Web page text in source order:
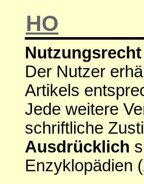
HO
Der Nutzer
Artikels
Jede weitere
schriftliche
Ausdrücklich
Enzyklopädien